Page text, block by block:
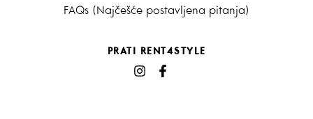
FAQs (Najčešće postavljena pitanja)
PRATI RENT4STYLE